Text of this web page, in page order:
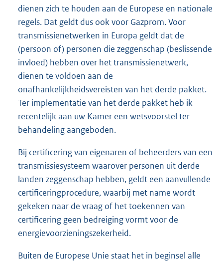
dienen zich te houden aan de Europese en nationale
regels. Dat geldt dus ook voor Gazprom. Voor
transmissienetwerken in Europa geldt dat de
(persoon of) personen die zeggenschap (beslissende
invloed) hebben over het transmissienetwerk,
dienen te voldoen aan de
onafhankelijkheidsvereisten van het derde pakket.
Ter implementatie van het derde pakket heb ik
recentelijk aan uw Kamer een wetsvoorstel ter
behandeling aangeboden.
Bij certificering van eigenaren of beheerders van een
transmissiesysteem waarover personen uit derde
landen zeggenschap hebben, geldt een aanvullende
certificeringprocedure, waarbij met name wordt
gekeken naar de vraag of het toekennen van
certificering geen bedreiging vormt voor de
energievoorzieningszekerheid.
Buiten de Europese Unie staat het in beginsel alle